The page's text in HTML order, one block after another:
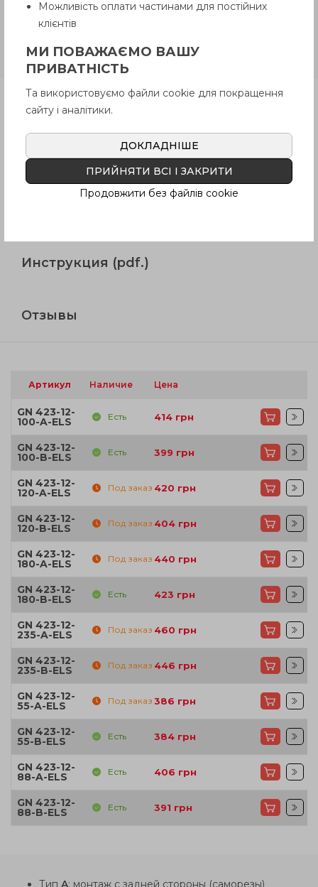
GN 423-ELSБоковые стойки
полиамид черный цвет, планка
анодированный алюминий
естественный цвет
Продукция
Описание
Инструкция (pdf.)
Отзывы
Артикул Наличие Цена
GN 423-12-
100-A-ELS Есть 414 грн
GN 423-12-
100-B-ELS Есть 399 грн
GN 423-12-
120-A-ELS Под заказ 420 грн
GN 423-12-
120-B-ELS Под заказ 404 грн
GN 423-12-
180-A-ELS Под заказ 440 грн
GN 423-12-
180-B-ELS Есть 423 грн
GN 423-12-
235-A-ELS Под заказ 460 грн
GN 423-12-
235-B-ELS Под заказ 446 грн
GN 423-12-
55-A-ELS Под заказ 386 грн
GN 423-12-
55-B-ELS Есть 384 грн
GN 423-12-
88-A-ELS Есть 406 грн
GN 423-12-
88-B-ELS Есть 391 грн
Тип A: монтаж с задней стороны (саморезы)
Можливість оплати частинами для постійних
клієнтів
МИ ПОВАЖАЄМО ВАШУ
ПРИВАТНІСТЬ
Та використовуємо файли cookie для покращення
сайту і аналітики.
ДОКЛАДНІШЕ
ПРИЙНЯТИ ВСІ І ЗАКРИТИ
Продовжити без файлів cookie